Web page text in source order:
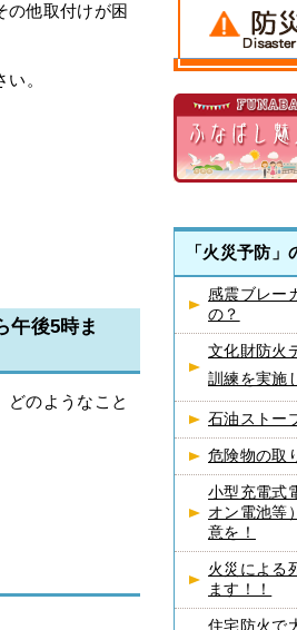
の他取付けが困
。
午後5時ま
どのようなこと
「火災予防」
感震ブレー
の？
文化財防火
訓練を実施
石油ストー
危険物の取
小型充電式
オン電池等
意を！
火災による
ます！！
住宅防火で